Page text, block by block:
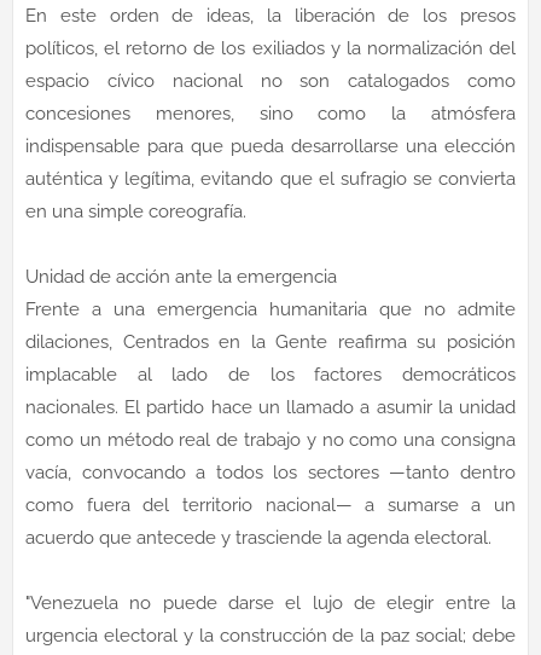
En este orden de ideas, la liberación de los presos
políticos, el retorno de los exiliados y la normalización del
espacio cívico nacional no son catalogados como
concesiones menores, sino como la atmósfera
indispensable para que pueda desarrollarse una elección
auténtica y legítima, evitando que el sufragio se convierta
en una simple coreografía.
Unidad de acción ante la emergencia
Frente a una emergencia humanitaria que no admite
dilaciones, Centrados en la Gente reafirma su posición
implacable al lado de los factores democráticos
nacionales. El partido hace un llamado a asumir la unidad
como un método real de trabajo y no como una consigna
vacía, convocando a todos los sectores —tanto dentro
como fuera del territorio nacional— a sumarse a un
acuerdo que antecede y trasciende la agenda electoral.
"Venezuela no puede darse el lujo de elegir entre la
urgencia electoral y la construcción de la paz social; debe